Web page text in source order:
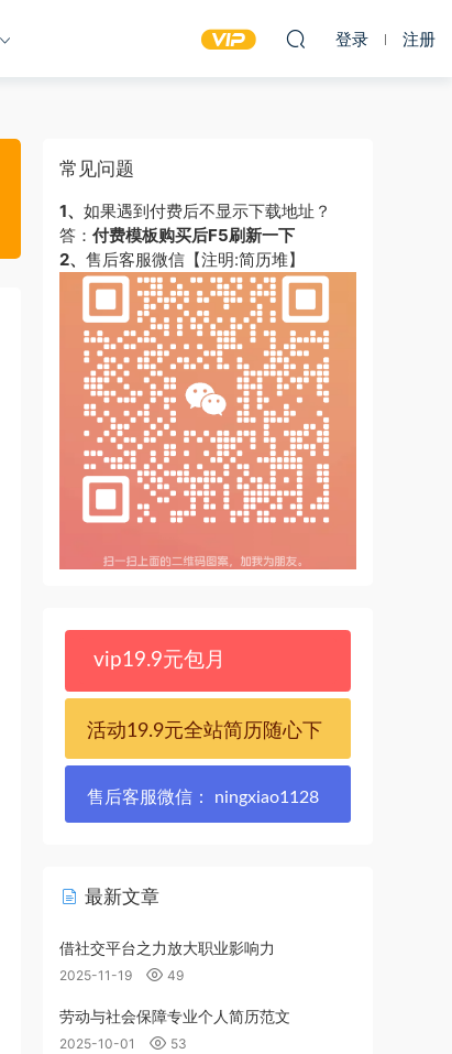
登录 注册
常见问题
1、 如果遇到付费后不显示下载地址？
答： 付费模板购买后F5刷新一下
2、 售后客服微信【注明:简历堆】
vip19.9元包月
活动19.9元全站简历随心下
售后客服微信： ningxiao1128
最新文章
借社交平台之力放大职业影响力
2025-11-19 49
劳动与社会保障专业个人简历范文
2025-10-01 53